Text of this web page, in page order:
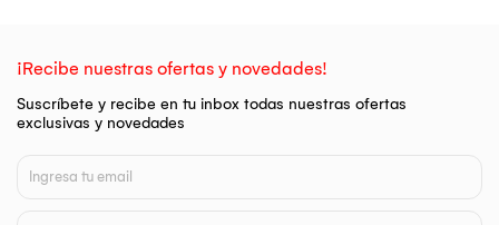
¡Recibe nuestras ofertas y novedades!
Suscríbete y recibe en tu inbox todas nuestras ofertas
exclusivas y novedades